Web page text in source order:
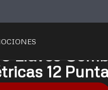
Llaves
12